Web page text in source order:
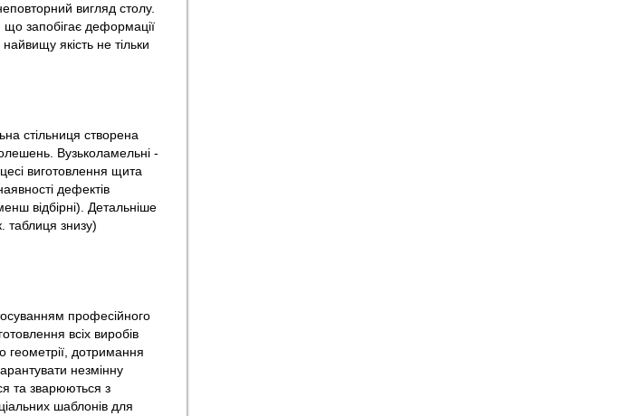
вигляд столу.
запобігає деформації
якість не тільки
стільниця створена
Вузьколамельні -
виготовлення щита
дефектів
відбірні). Детальніше
лінк. таблиця знизу)
професійного
всіх виробів
геометрії, дотримання
незмінну
та зварюються з
шаблонів для